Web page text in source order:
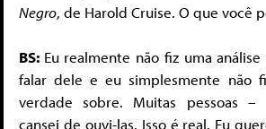
Negro, de Harold Cruise. O que você
BS: Eu realmente não fiz uma
falar dele e eu simplesmente não
verdade sobre. Muitas pessoas –
cansei de ouvi-las. Isso é real. Eu